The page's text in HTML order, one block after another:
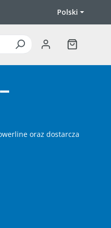
Polski
Koszyk
oraz dostarcza